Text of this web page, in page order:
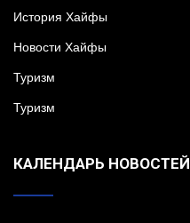
История Хайфы
Новости Хайфы
Туризм
Туризм
КАЛЕНДАРЬ НОВОСТЕЙ